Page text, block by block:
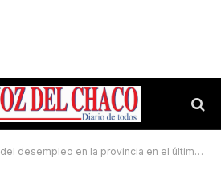
desempleo en la provincia en el último año